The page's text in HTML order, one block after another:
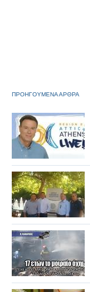
ΠΡΟΗΓΟΥΜΕΝΑ ΑΡΘΡΑ